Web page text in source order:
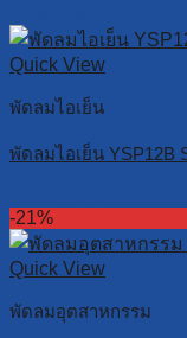
Quick View
พัดลมไอเย็น
พัดลมไอเย็น YSP12B
-21%
Quick View
พัดลมอุตสาหกรรม